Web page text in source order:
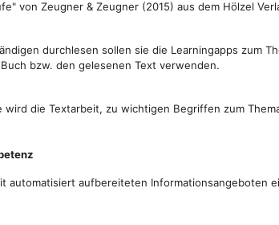
von Zeugner & Zeugner (2015) aus dem Hölzel
durchlesen sollen sie die Learningapps zum
bzw. den gelesenen Text verwenden.
die Textarbeit, zu wichtigen Begriffen zum
automatisiert aufbereiteten Informationsangeboten